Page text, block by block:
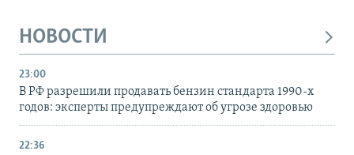
НОВОСТИ
23:00
В РФ разрешили продавать бензин стандарта 1990-х
годов: эксперты предупреждают об угрозе здоровью
22:36